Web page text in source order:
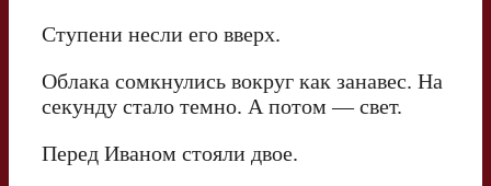
Ступени несли его вверх.
Облака сомкнулись вокруг как занавес. На
секунду стало темно. А потом — свет.
Перед Иваном стояли двое.